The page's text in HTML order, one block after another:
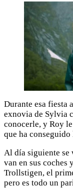
Durante esa fiesta
exnovia de Sylvia
conocerle, y Roy
que ha
Al día siguiente se
van en sus coches
Trollstigen, el
pero es todo un